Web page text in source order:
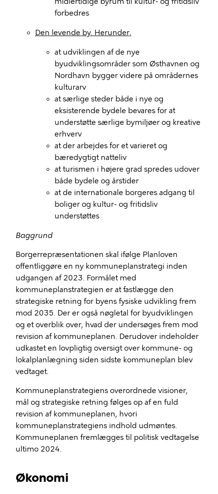
forbedres
Den levende by. Herunder,
at udviklingen af de nye
byudviklingsområder som Østhavnen og
Nordhavn bygger videre på områdernes
kulturarv
at særlige steder både i nye og
eksisterende bydele bevares for at
understøtte særlige bymiljøer og kreative
erhverv
at der arbejdes for et varieret og
bæredygtigt natteliv
at turismen i højere grad spredes udover
både bydele og årstider
at de internationale borgeres adgang til
boliger og kultur- og fritidsliv
understøttes
Baggrund
Borgerrepræsentationen skal ifølge Planloven
offentliggøre en ny kommuneplanstrategi inden
udgangen af 2023. Formålet med
kommuneplanstrategien er at fastlægge den
strategiske retning for byens fysiske udvikling frem
mod 2035. Der er også nøgletal for byudviklingen
og et overblik over, hvad der undersøges frem mod
revision af kommuneplanen. Derudover indeholder
udkastet en lovpligtig oversigt over kommune- og
lokalplanlægning siden sidste kommuneplan blev
vedtaget.
Kommuneplanstrategiens overordnede visioner,
mål og strategiske retning følges op af en fuld
revision af kommuneplanen, hvori
kommuneplanstrategiens indhold udmøntes.
Kommuneplanen fremlægges til politisk vedtagelse
ultimo 2024.
Økonomi